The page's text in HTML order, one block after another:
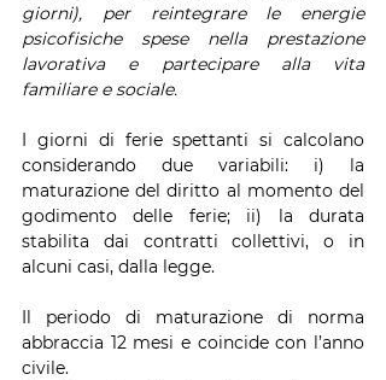
giorni), per reintegrare le energie
psicofisiche spese nella prestazione
lavorativa e partecipare alla vita
familiare e sociale.
I giorni di ferie spettanti si calcolano
considerando due variabili: i) la
maturazione del diritto al momento del
godimento delle ferie; ii) la durata
stabilita dai contratti collettivi, o in
alcuni casi, dalla legge.
Il periodo di maturazione di norma
abbraccia 12 mesi e coincide con l’anno
civile.